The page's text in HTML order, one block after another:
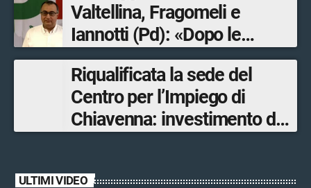
Valtellina, Fragomeli e
Iannotti (Pd): «Dopo le
Olimpiadi solo un terzo delle
opere sostitutive sarà
ultimato entro il 2026»
Riqualificata la sede del
Centro per l’Impiego di
Chiavenna: investimento da
ULTIMI VIDEO